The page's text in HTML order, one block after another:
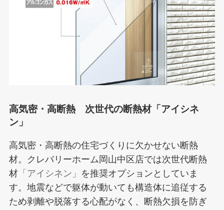
高気密・高断熱 次世代の断熱材「アイシネ
ン」
高気密・高断熱の住宅づくりに欠かせない断熱
材。クレバリーホーム岡山中区店では次世代断熱
材「アイシネン」 を推奨オプションとしていま
す。地震などで躯体が動いても構造体に追従する
ため剥離や脱落する心配がなく、断熱欠損を防ぎ